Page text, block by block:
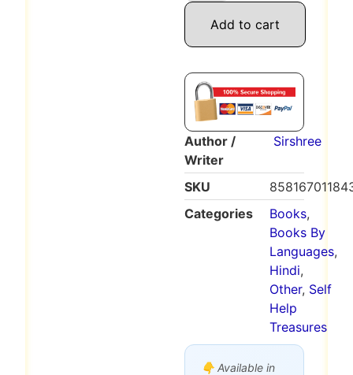
Add to cart
Author /
Writer
Sirshree
SKU
Categories
Books,
Books By
Languages,
Hindi,
Other, Self
Help
Treasures
👇 Available in